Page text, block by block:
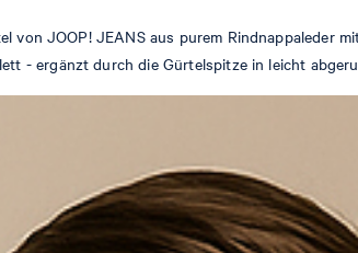
JOOP! JEANS aus purem Rindnappaleder
- ergänzt durch die Gürtelspitze in leicht